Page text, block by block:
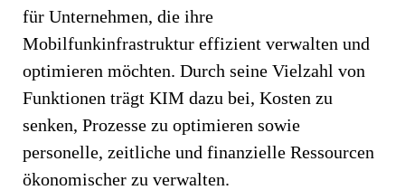
für Unternehmen, die ihre
Mobilfunkinfrastruktur effizient verwalten und
optimieren möchten. Durch seine Vielzahl von
Funktionen trägt KIM dazu bei, Kosten zu
senken, Prozesse zu optimieren sowie
personelle, zeitliche und finanzielle Ressourcen
ökonomischer zu verwalten.